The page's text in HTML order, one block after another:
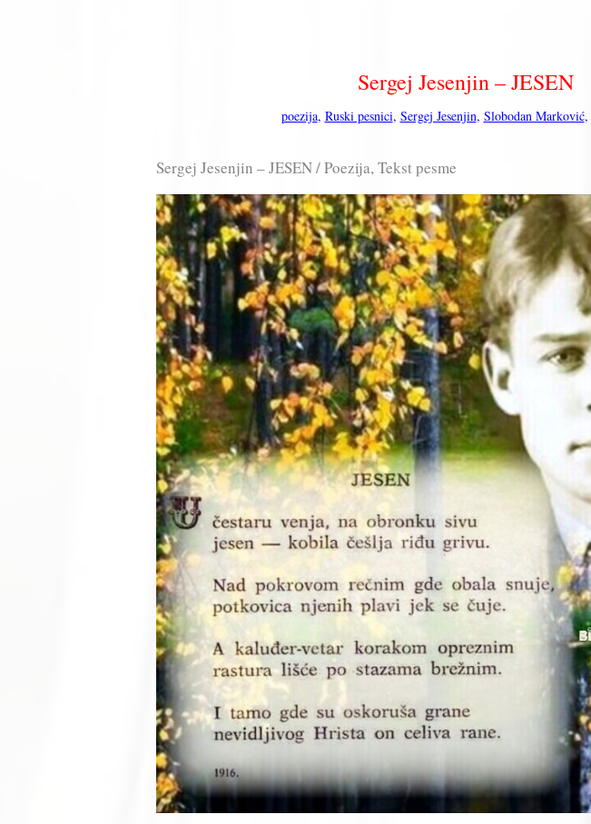
Sergej Jesenjin – JESEN
poezija, Ruski pesnici, Sergej Jesenjin, Slobodan Marković,
Sergej Jesenjin – JESEN / Poezija, Tekst pesme